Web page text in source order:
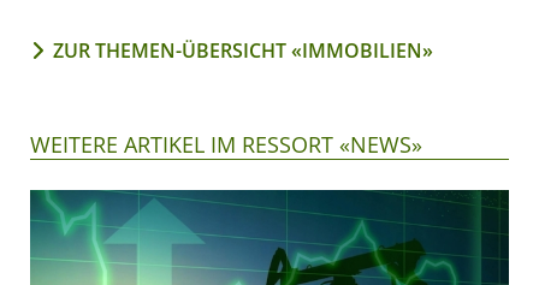
ZUR THEMEN-ÜBERSICHT «IMMOBILIEN»
WEITERE ARTIKEL IM RESSORT «NEWS»